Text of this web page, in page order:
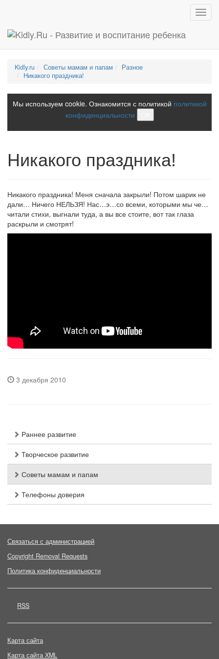
Kidly.ru Советы мамам и папам
Разное
Никакого праздника!
Мы используем cookie. Ознакомится с политикой политикой
конфиденциальности
Никакого праздника!
Никакого праздника! Меня сначала закрыли! Потом шарик не
дали… Ничего НЕЛЬЗЯ! Нас…э…со всеми, которыми мы че…
читали стихи, выгнали туда, а вы все стоите, вот так глаза
раскрыли и смотрят!
3 декабря 2010
Раннее развитие
Творческое развитие
Советы мамам и папам
Телефоны доверия
Связаться с администрацией
Copyright Removal Requests
Политика конфиденциальности
RSS
Карта сайта
Карта сайта XML